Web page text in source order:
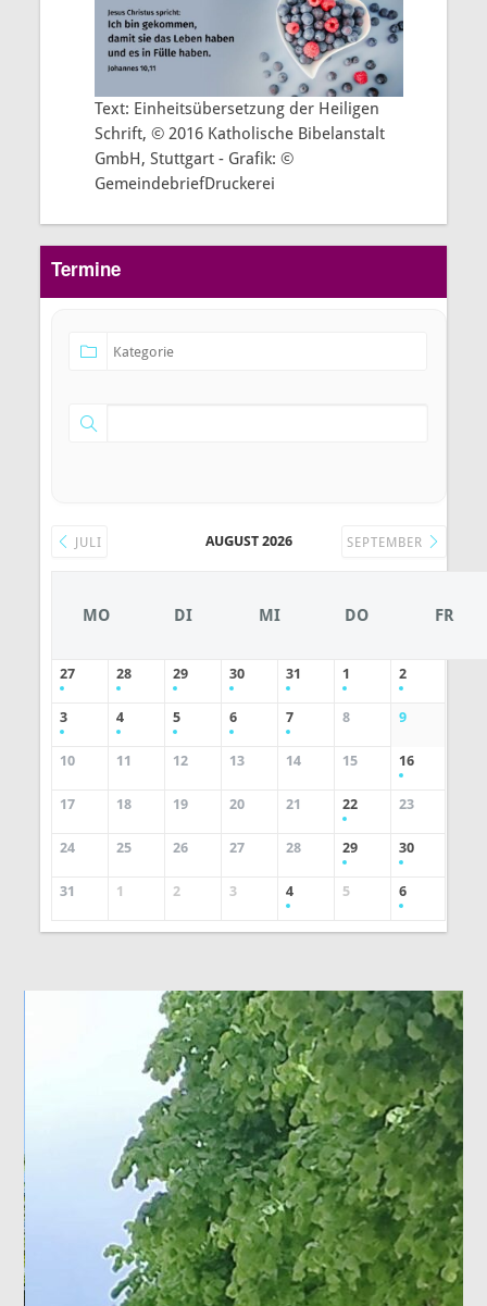
Text: Einheitsübersetzung der Heiligen
Schrift, © 2016 Katholische Bibelanstalt
GmbH, Stuttgart - Grafik: ©
GemeindebriefDruckerei
Termine
JULI AUGUST 2026 SEPTEMBER
MO DI MI DO FR
27 28 29 30 31 1 2
3 4 5 6 7 8 9
10 11 12 13 14 15 16
17 18 19 20 21 22 23
24 25 26 27 28 29 30
31 1 2 3 4 5 6